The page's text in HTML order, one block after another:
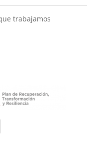
trabajamos